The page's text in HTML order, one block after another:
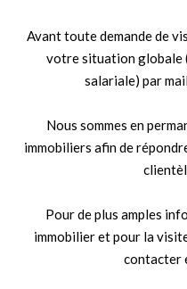
Avant toute demande de
votre situation globale
salariale) par
Nous sommes en
immobiliers afin de
Pour de plus amples
immobilier et pour la
contacter